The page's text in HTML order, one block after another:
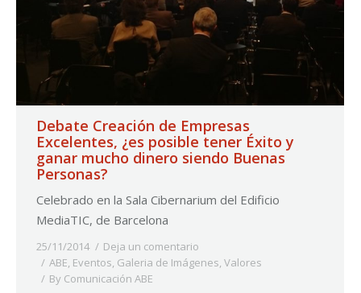
Debate Creación de Empresas
Excelentes, ¿es posible tener Éxito y
ganar mucho dinero siendo Buenas
Personas?
Celebrado en la Sala Cibernarium del Edificio
MediaTIC, de Barcelona
25/11/2014
Deja un comentario
ABE, Eventos, Galeria de Imágenes, Valores
By Comunicación ABE